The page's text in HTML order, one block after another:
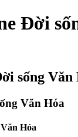
Đời
sống Văn
Văn Hóa
Hóa